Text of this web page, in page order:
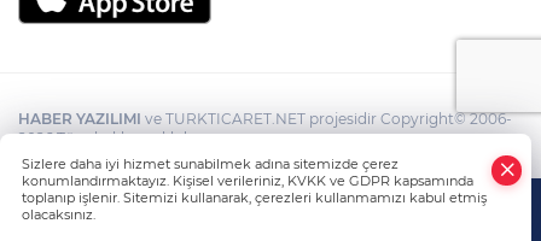
HABER YAZILIMI ve TURKTICARET.NET projesidir Copyright© 2006-
2026 Tüm hakları saklıdır.
Sizlere daha iyi hizmet sunabilmek adına sitemizde çerez
konumlandırmaktayız. Kişisel verileriniz, KVKK ve GDPR kapsamında
toplanıp işlenir. Sitemizi kullanarak, çerezleri kullanmamızı kabul etmiş
olacaksınız.